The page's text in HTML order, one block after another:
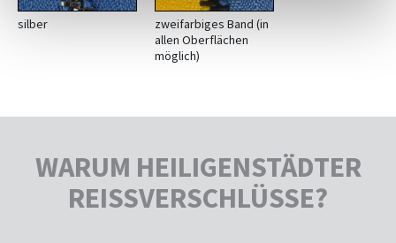
silber
zweifarbiges Band (in
allen Oberflächen
möglich)
WARUM HEILIGENSTÄDTER
REISSVERSCHLÜSSE?